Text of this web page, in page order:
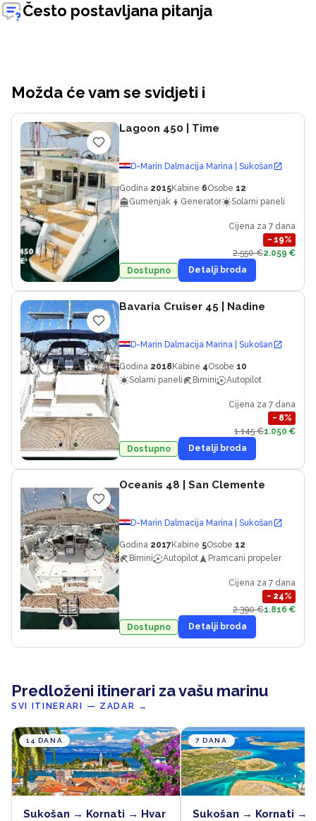
Često postavljana pitanja
Možda će vam se svidjeti i
Lagoon 450 | Time
D-Marin Dalmacija Marina | Sukošan
Godina 2015Kabine 6Osobe 12
Gumenjak
Generator Solarni paneli
Cijena za 7 dana
− 19%
2.550 €2.059 €
Dostupno
Detalji broda
Bavaria Cruiser 45 | Nadine
D-Marin Dalmacija Marina | Sukošan
Godina 2018 Kabine 4Osobe 10
Solarni paneli
Bimini Autopilot
Cijena za 7 dana
− 8%
1.145 €1.050 €
Dostupno
Detalji broda
Oceanis 48 | San Clemente
D-Marin Dalmacija Marina | Sukošan
Godina 2017Kabine 5Osobe 12
Bimini
Autopilot Pramcani propeler
Cijena za 7 dana
− 24%
2.390 €1.816 €
Dostupno
Detalji broda
Predloženi itinerari za vašu marinu
SVI ITINERARI — ZADAR →
14 DANA
Sukošan → Kornati → Hvar
7 DANA
Sukošan → Kornati →